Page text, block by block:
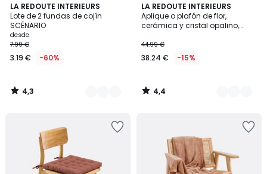
LA REDOUTE INTERIEURS
Lote de 2 fundas de cojín
SCÉNARIO
desde
7.99 €
3.19 € -60%
4,3
/ 5
10
Colores
4,3
/
LA REDOUTE INTERIEURS
Aplique o plafón de flor,
cerámica y cristal opalino,
44.99 €
38.24 € -15%
4,4
/ 5
4
Colores
4,4
/